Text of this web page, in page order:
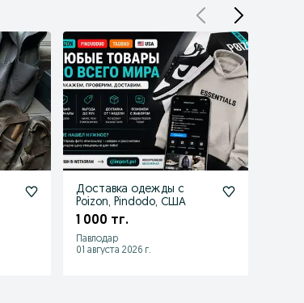
Доставка одежды с
Poizon, Pindodo, США
1 000 тг.
Павлодар
01 августа 2026 г.